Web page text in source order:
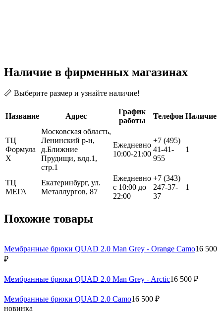
Наличие в фирменных магазинах
📏 Выберите размер и узнайте наличие!
Название Адрес
График
работы
Телефон Наличие
ТЦ
Формула
Х
Московская область,
Ленинский р-н,
д.Ближние
Прудищи, влд.1,
стр.1
Ежедневно
10:00-21:00
+7 (495)
41-41-
955
1
ТЦ
МЕГА
Екатеринбург, ул.
Металлургов, 87
Ежедневно
с 10:00 до
22:00
+7 (343)
247-37-
37
1
Похожие товары
Мембранные брюки QUAD 2.0 Man Grey - Orange Camo16 500
₽
Мембранные брюки QUAD 2.0 Man Grey - Arctic16 500 ₽
Мембранные брюки QUAD 2.0 Camo16 500 ₽
новинка